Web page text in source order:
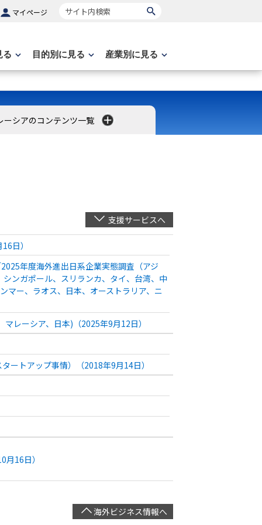
マイページ サイト内検索
る 目的別に見る 産業別に見る
ーシアのコンテンツ一覧
支援サービスへ
日）
年度海外進出日系企業実態調査（アジ
ンガポール、スリランカ、タイ、台湾、中
マー、ラオス、日本、オーストラリア、ニ
レーシア、日本)（2025年9月12日）
ートアップ事情）（2018年9月14日）
16日）
海外ビジネス情報へ